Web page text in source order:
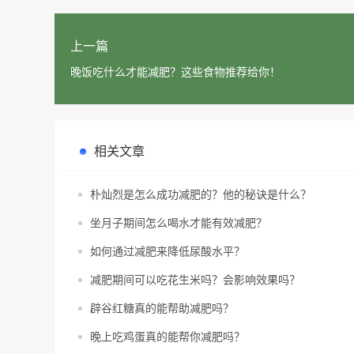
上一篇
晚饭吃什么才能减肥？这些食物推荐给你！
相关文章
朴灿烈是怎么成功减肥的？他的秘诀是什么？
坐月子期间怎么喝水才能有效减肥？
如何通过减肥来降低尿酸水平？
减肥期间可以吃花生米吗？会影响效果吗？
辟谷红糖真的能帮助减肥吗？
晚上吃鸡蛋真的能帮你减肥吗？